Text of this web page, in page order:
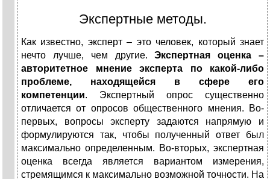
Экспертные методы.
Как известно, эксперт – это человек, который знает
нечто лучше, чем другие.Экспертная оценка –
авторитетное мнение эксперта по какой-либо
проблеме,
находящейся в сфере его
компетенции. Экспертный опрос существенно
отличается от опросов общественного мнения. Во-
первых, вопросы эксперту задаются напрямую и
формулируются так, чтобы полученный ответ был
максимально определенным. Во-вторых, экспертная
оценка всегда является вариантом измерения,
стремящимся к максимально возможной точности. На